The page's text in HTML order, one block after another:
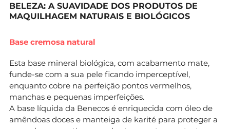
BELEZA: A SUAVIDADE DOS PRODUTOS DE
MAQUILHAGEM NATURAIS E BIOLÓGICOS
Base cremosa natural
Esta base mineral biológica, com acabamento mate,
funde-se com a sua pele ficando imperceptível,
enquanto cobre na perfeição pontos vermelhos,
manchas e pequenas imperfeições.
A base líquida da Benecos é enriquecida com óleo de
amêndoas doces e manteiga de karité para proteger a